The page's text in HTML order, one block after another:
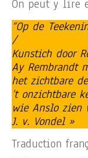
On peut y lire
“Op de
/
Kunstich door
Ay Rembrandt
het zichtbare
’t onzichtbare
wie Anslo zien
J. v. Vondel »
Traduction